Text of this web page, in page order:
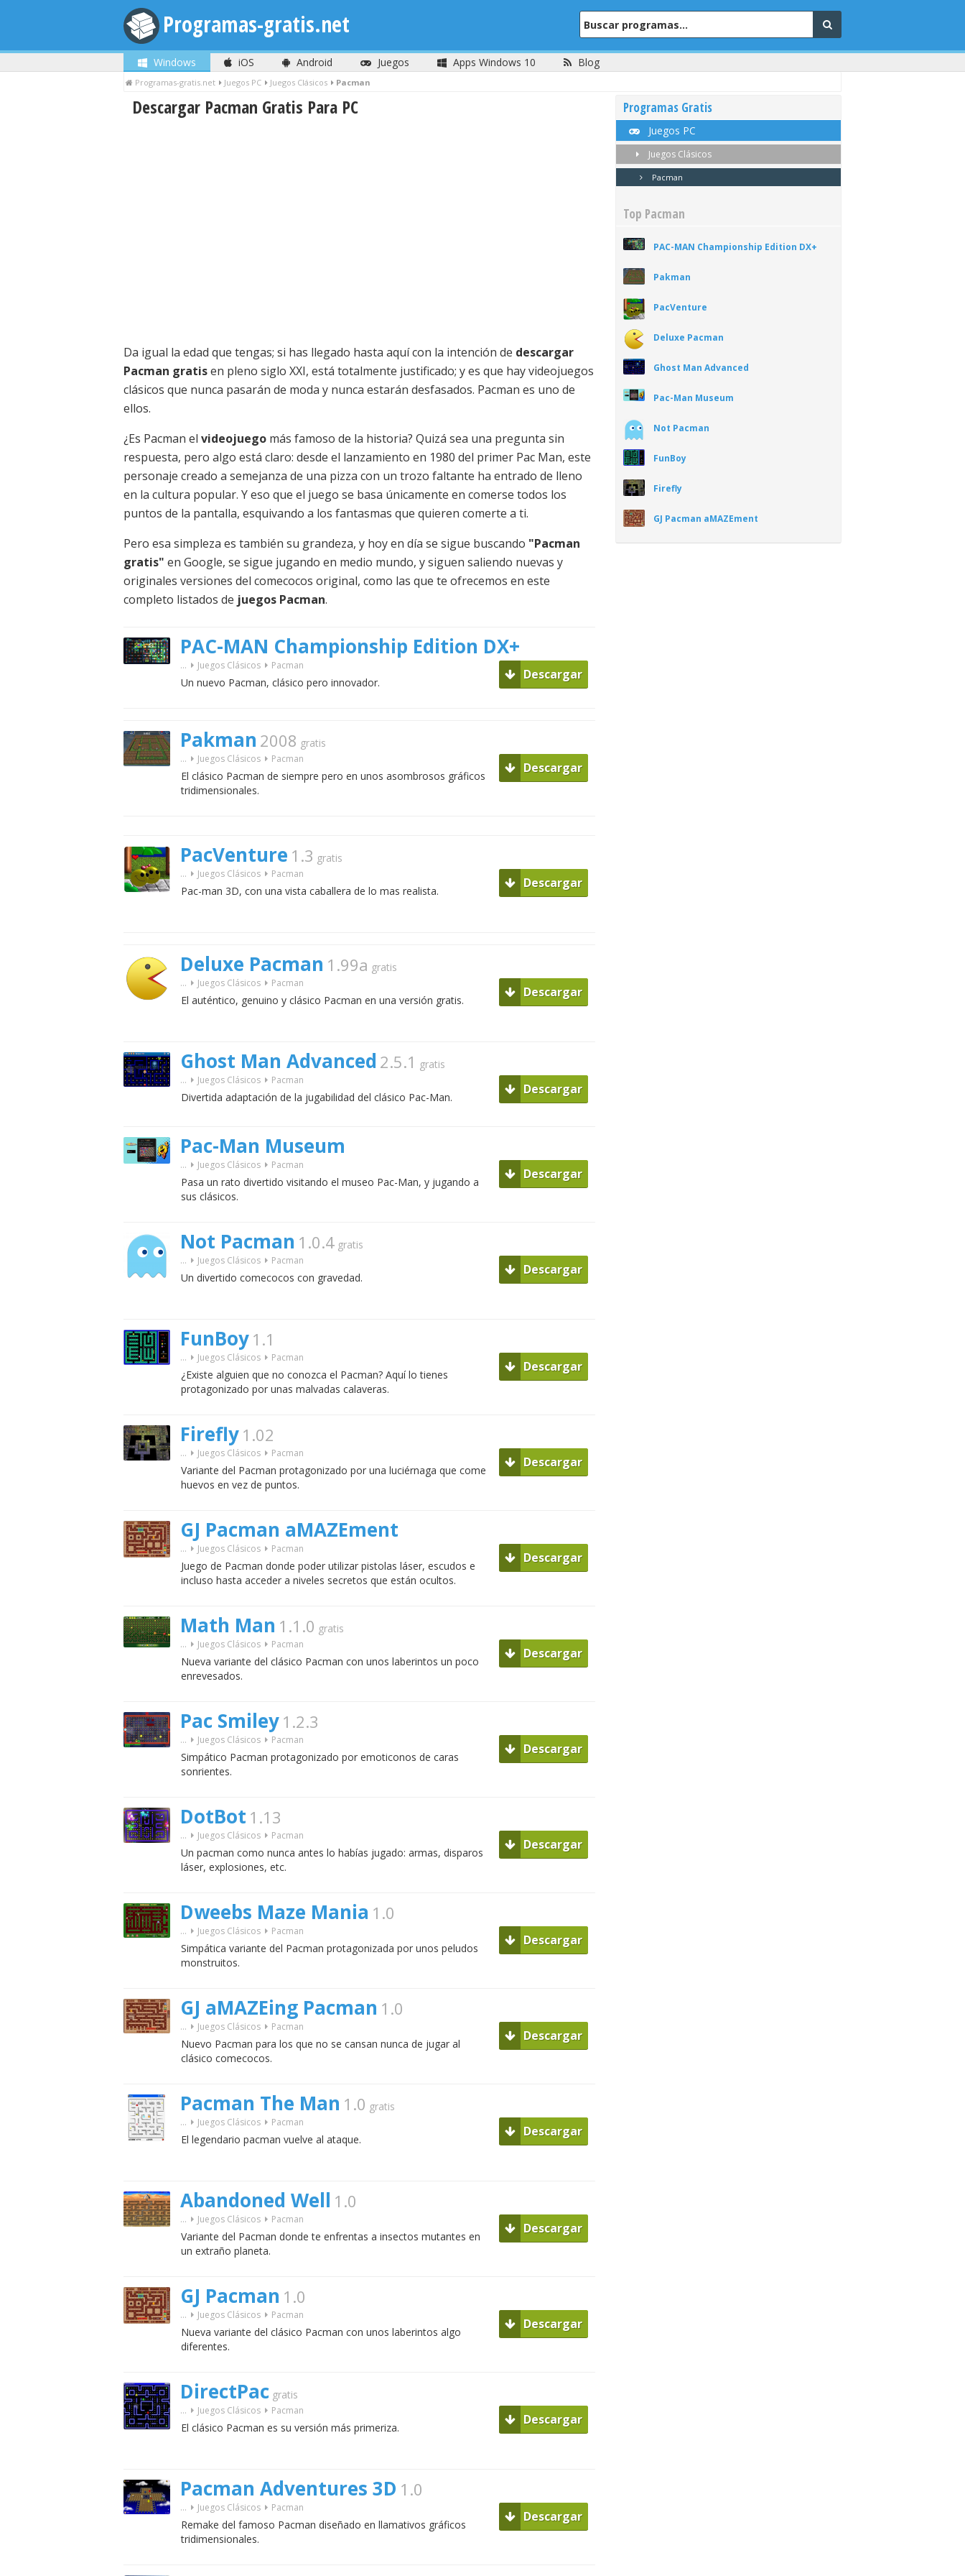
Programas-gratis.net
Windows iOS Android Juegos Apps Windows 10 Blog
Programas-gratis.net Juegos PC Juegos Clásicos Pacman
Descargar Pacman Gratis Para PC
Da igual la edad que tengas; si has llegado hasta aquí con la intención de descargar
Pacman gratisen pleno siglo XXI, está totalmente justificado; y es que hay videojuegos
clásicos que nunca pasarán de moda y nunca estarán desfasados. Pacman es uno de
ellos.
¿Es Pacman el videojuego más famoso de la historia? Quizá sea una pregunta sin
respuesta, pero algo está claro: desde el lanzamiento en 1980 del primer Pac Man, este
personaje creado a semejanza de una pizza con un trozo faltante ha entrado de lleno
en la cultura popular. Y eso que el juego se basa únicamente en comerse todos los
puntos de la pantalla, esquivando a los fantasmas que quieren comerte a ti.
Pero esa simpleza es también su grandeza, y hoy en día se sigue buscando "Pacman
gratis" en Google, se sigue jugando en medio mundo, y siguen saliendo nuevas y
originales versiones del comecocos original, como las que te ofrecemos en este
completo listados de juegos Pacman.
PAC-MAN Championship Edition DX+
... Juegos Clásicos Pacman
Un nuevo Pacman, clásico pero innovador.
Descargar
Pakman 2008 gratis
... Juegos Clásicos Pacman
El clásico Pacman de siempre pero en unos asombrosos gráficos
tridimensionales.
Descargar
PacVenture 1.3 gratis
... Juegos Clásicos Pacman
Pac-man 3D, con una vista caballera de lo mas realista.
Descargar
Deluxe Pacman 1.99a gratis
... Juegos Clásicos Pacman
El auténtico, genuino y clásico Pacman en una versión gratis.
Descargar
Ghost Man Advanced 2.5.1 gratis
... Juegos Clásicos Pacman
Divertida adaptación de la jugabilidad del clásico Pac-Man.
Descargar
Pac-Man Museum
... Juegos Clásicos Pacman
Pasa un rato divertido visitando el museo Pac-Man, y jugando a
sus clásicos.
Descargar
Not Pacman 1.0.4 gratis
... Juegos Clásicos Pacman
Un divertido comecocos con gravedad.
Descargar
FunBoy 1.1
... Juegos Clásicos Pacman
¿Existe alguien que no conozca el Pacman? Aquí lo tienes
protagonizado por unas malvadas calaveras.
Descargar
Firefly 1.02
... Juegos Clásicos Pacman
Variante del Pacman protagonizado por una luciérnaga que come
huevos en vez de puntos.
Descargar
GJ Pacman aMAZEment
... Juegos Clásicos Pacman
Juego de Pacman donde poder utilizar pistolas láser, escudos e
incluso hasta acceder a niveles secretos que están ocultos.
Descargar
Math Man 1.1.0 gratis
... Juegos Clásicos Pacman
Nueva variante del clásico Pacman con unos laberintos un poco
enrevesados.
Descargar
Pac Smiley 1.2.3
... Juegos Clásicos Pacman
Simpático Pacman protagonizado por emoticonos de caras
sonrientes.
Descargar
DotBot 1.13
... Juegos Clásicos Pacman
Un pacman como nunca antes lo habías jugado: armas, disparos
láser, explosiones, etc.
Descargar
Dweebs Maze Mania 1.0
... Juegos Clásicos Pacman
Simpática variante del Pacman protagonizada por unos peludos
monstruitos.
Descargar
GJ aMAZEing Pacman 1.0
... Juegos Clásicos Pacman
Nuevo Pacman para los que no se cansan nunca de jugar al
clásico comecocos.
Descargar
Pacman The Man 1.0 gratis
... Juegos Clásicos Pacman
El legendario pacman vuelve al ataque.
Descargar
Abandoned Well 1.0
... Juegos Clásicos Pacman
Variante del Pacman donde te enfrentas a insectos mutantes en
un extraño planeta.
Descargar
GJ Pacman 1.0
... Juegos Clásicos Pacman
Nueva variante del clásico Pacman con unos laberintos algo
diferentes.
Descargar
DirectPac gratis
... Juegos Clásicos Pacman
El clásico Pacman es su versión más primeriza.
Descargar
Pacman Adventures 3D 1.0
... Juegos Clásicos Pacman
Remake del famoso Pacman diseñado en llamativos gráficos
tridimensionales.
Descargar
Programas Gratis
Juegos PC
Juegos Clásicos
Pacman
Top Pacman
PAC-MAN Championship Edition DX+
Pakman
PacVenture
Deluxe Pacman
Ghost Man Advanced
Pac-Man Museum
Not Pacman
FunBoy
Firefly
GJ Pacman aMAZEment